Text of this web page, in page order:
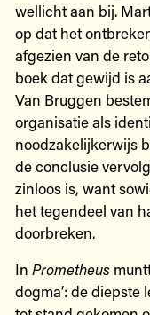
wellicht aan bij.
op dat het
afgezien van de
boek dat gewijd is
Van Bruggen
organisatie als
noodzakelijkerwijs
de conclusie
zinloos is, want
het tegendeel van
doorbreken.
In Prometheus
dogma’: de diepste